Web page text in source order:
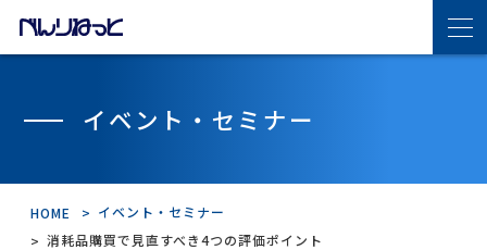
べんりねっとの特長
サービス・機能紹介
機能紹介
イベント・セミナー
HOME
イベント・セミナー
消耗品購買で見直すべき4つの評価ポイント